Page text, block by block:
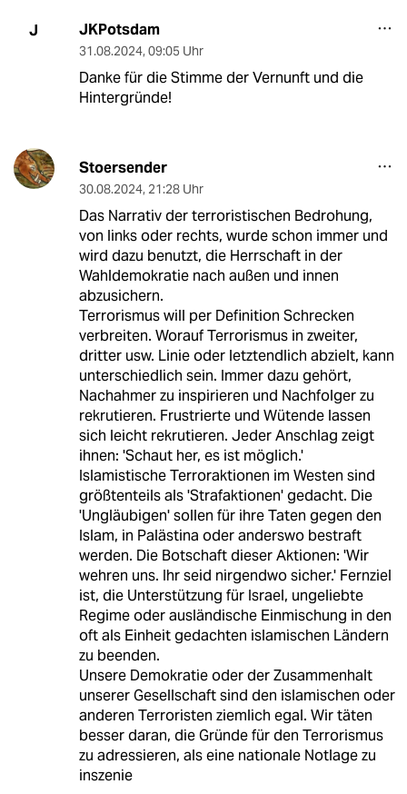
J JKPotsdam
31.08.2024, 09:05 Uhr
Danke für die Stimme der Vernunft und die
Hintergründe!
Stoersender
30.08.2024, 21:28 Uhr
Das Narrativ der terroristischen Bedrohung,
von links oder rechts, wurde schon immer und
wird dazu benutzt, die Herrschaft in der
Wahldemokratie nach außen und innen
abzusichern.
Terrorismus will per Definition Schrecken
verbreiten. Worauf Terrorismus in zweiter,
dritter usw. Linie oder letztendlich abzielt, kann
unterschiedlich sein. Immer dazu gehört,
Nachahmer zu inspirieren und Nachfolger zu
rekrutieren. Frustrierte und Wütende lassen
sich leicht rekrutieren. Jeder Anschlag zeigt
ihnen: 'Schaut her, es ist möglich.'
Islamistische Terroraktionen im Westen sind
größtenteils als 'Strafaktionen' gedacht. Die
'Ungläubigen' sollen für ihre Taten gegen den
Islam, in Palästina oder anderswo bestraft
werden. Die Botschaft dieser Aktionen: 'Wir
wehren uns. Ihr seid nirgendwo sicher.' Fernziel
ist, die Unterstützung für Israel, ungeliebte
Regime oder ausländische Einmischung in den
oft als Einheit gedachten islamischen Ländern
zu beenden.
Unsere Demokratie oder der Zusammenhalt
unserer Gesellschaft sind den islamischen oder
anderen Terroristen ziemlich egal. Wir täten
besser daran, die Gründe für den Terrorismus
zu adressieren, als eine nationale Notlage zu
inszenie